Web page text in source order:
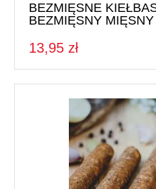
BEZMIĘSNE
BEZMIĘSNY MIĘSNY
13,95 zł